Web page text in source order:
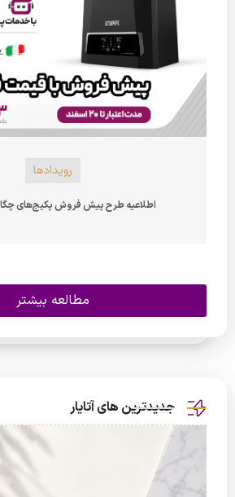
رویدادها
اطلاعیه طرح پیش ‌فروش پکیج‌های
مطالعه بیشتر
جدیدترین های آتایار